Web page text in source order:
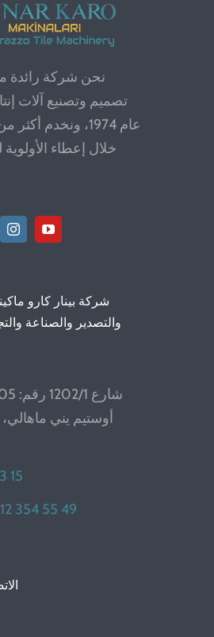
نحن شركة
تصميم وتصنيع آلات
خلال إعطاء
شركة بينار كارو
والتصدير والصناعة
أوستيم يني ماهالي،
15
354 55 49